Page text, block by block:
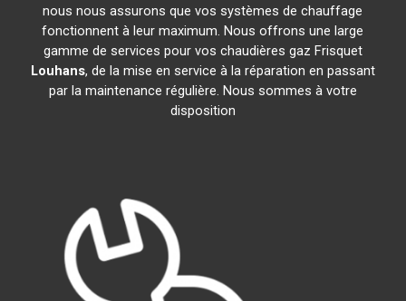
nous nous assurons que vos systèmes de chauffage
fonctionnent à leur maximum. Nous offrons une large
gamme de services pour vos chaudières gaz Frisquet
Louhans, de la mise en service à la réparation en passant
par la maintenance régulière. Nous sommes à votre
disposition